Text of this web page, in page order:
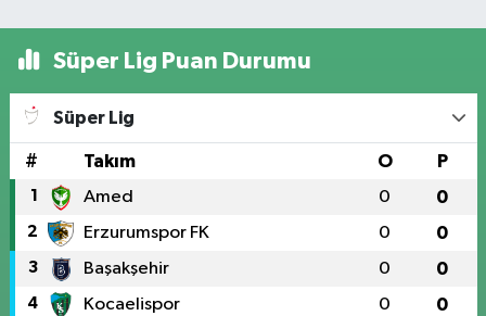
Süper Lig Puan Durumu
Süper Lig
# Takım O P
1 Amed 0 0
2 Erzurumspor FK 0 0
3 Başakşehir 0 0
4 Kocaelispor 0 0